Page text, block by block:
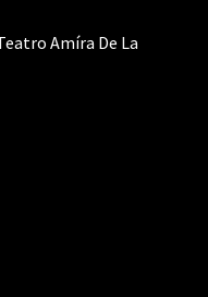
Amíra De La